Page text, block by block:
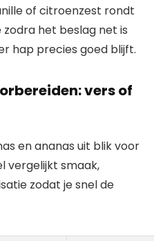
of citroenzest rondt
het beslag net is
hap precies goed blijft.
vers of
en ananas uit blik voor
vergelijkt smaak,
zodat je snel de